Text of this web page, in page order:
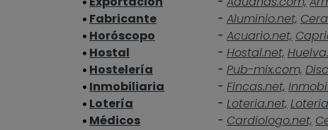
Fabricante
- Aluminio.net,
Horóscopo
- Acuario.net,
Hostal
- Hostal.net,
Hostelería
- Pub-mix.com,
Inmobiliaria
- Fincas.net,
Lotería
- Loteria.net,
Médicos
- Cardiologo.net,